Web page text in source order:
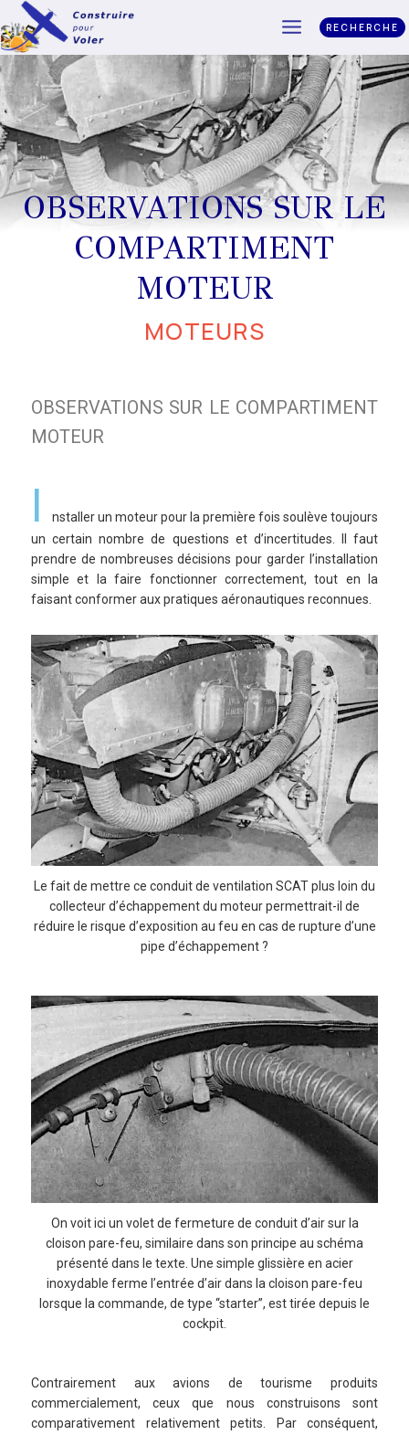
RECHERCHE
OBSERVATIONS SUR LE
COMPARTIMENT
MOTEUR
MOTEURS
OBSERVATIONS SUR LE COMPARTIMENT
MOTEUR
I
nstaller un moteur pour la première fois soulève toujours
un certain nombre de questions et d’incertitudes. Il faut
prendre de nombreuses décisions pour garder l’installation
simple et la faire fonctionner correctement, tout en la
faisant conformer aux pratiques aéronautiques reconnues.
Le fait de mettre ce conduit de ventilation SCAT plus loin du
collecteur d’échappement du moteur permettrait-il de
réduire le risque d’exposition au feu en cas de rupture d’une
pipe d’échappement ?
On voit ici un volet de fermeture de conduit d’air sur la
cloison pare-feu, similaire dans son principe au schéma
présenté dans le texte. Une simple glissière en acier
inoxydable ferme l’entrée d’air dans la cloison pare-feu
lorsque la commande, de type “starter”, est tirée depuis le
cockpit.
Contrairement aux avions de tourisme produits
commercialement, ceux que nous construisons sont
comparativement relativement petits. Par conséquent,